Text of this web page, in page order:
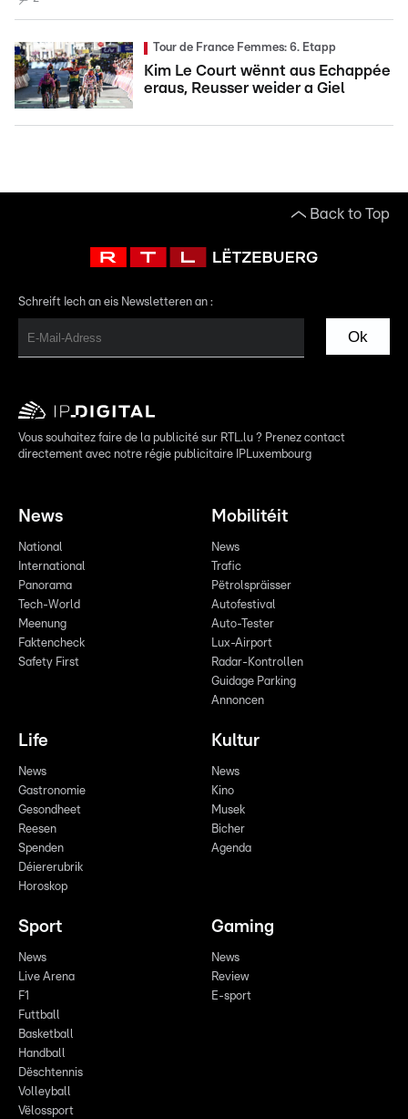
Tour de France Femmes: 6. Etapp
Kim Le Court wënnt aus Echappée
eraus, Reusser weider a Giel
Back to Top
Schreift Iech an eis Newsletteren an :
Ok
Vous souhaitez faire de la publicité sur RTL.lu ? Prenez contact
directement avec notre régie publicitaire IPLuxembourg
News
National
International
Panorama
Tech-World
Meenung
Faktencheck
Safety First
Mobilitéit
News
Trafic
Pëtrolspräisser
Autofestival
Auto-Tester
Lux-Airport
Radar-Kontrollen
Guidage Parking
Annoncen
Life
News
Gastronomie
Gesondheet
Reesen
Spenden
Déiererubrik
Horoskop
Kultur
News
Kino
Musek
Bicher
Agenda
Sport
News
Live Arena
F1
Futtball
Basketball
Handball
Dëschtennis
Volleyball
Vëlossport
Gaming
News
Review
E-sport